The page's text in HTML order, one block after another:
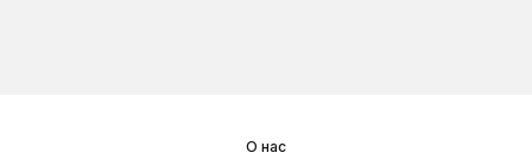
О нас